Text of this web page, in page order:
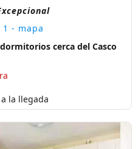
- mapa
cerca del Casco
a la llegada